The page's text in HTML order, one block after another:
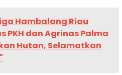
Hambalang Riau
PKH dan Agrinas Palma
Hutan, Selamatkan